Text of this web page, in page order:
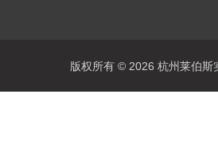
版权所有 © 2026 杭州莱伯